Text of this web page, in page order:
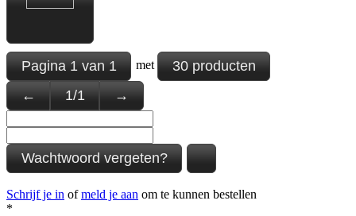
Pagina1van1 met
30 producten
←
1/1 →
Wachtwoord vergeten?
Schrijf je in ofmeld je aan om te kunnen bestellen
*